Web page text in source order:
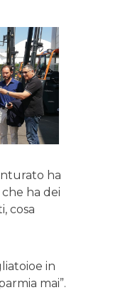
ha
ha dei
cosa
in
mai”.